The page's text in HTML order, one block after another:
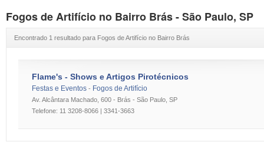
Fogos de Artifício no Bairro Brás - São Paulo, SP
Encontrado 1 resultado para Fogos de Artifício no Bairro Brás
Flame's - Shows e Artigos Pirotécnicos
Festas e Eventos - Fogos de Artifício
Av. Alcântara Machado, 600 - Brás - São Paulo, SP
Telefone: 11 3208-8066 | 3341-3663